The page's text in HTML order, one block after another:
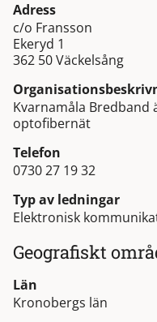
Adress
c/o Fransson
Ekeryd 1
362 50 Väckelsång
Kvarnamåla
optofibernät
Telefon
0730 27 19 32
Typ av ledningar
Elektronisk
Geografiskt
Län
Kronobergs län